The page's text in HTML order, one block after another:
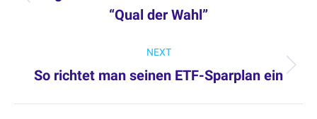
“Qual der Wahl”
NEXT
Next
So richtet man seinen ETF-Sparplan ein